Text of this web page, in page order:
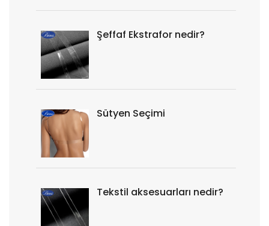
Şeffaf Ekstrafor nedir?
Sütyen Seçimi
Tekstil aksesuarları nedir?